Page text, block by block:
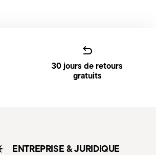
30 jours de retours
gratuits
ENTREPRISE & JURIDIQUE